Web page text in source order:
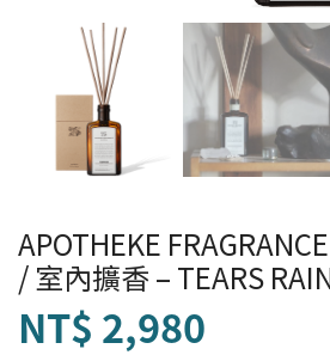
APOTHEKE
/ 室內擴香 – TEARS
NT$ 2,980